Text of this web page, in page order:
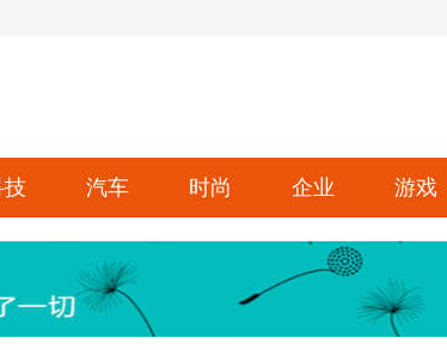
技 汽车 时尚 企业 游戏